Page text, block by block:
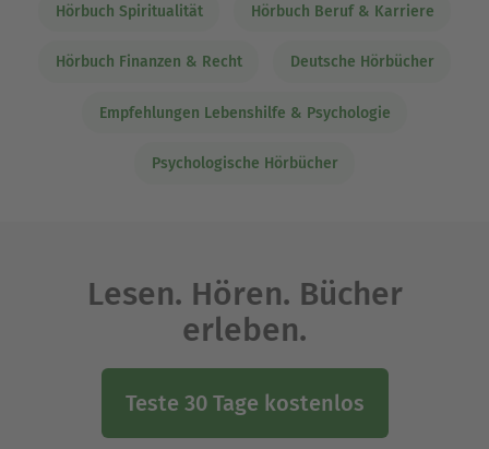
Hörbuch Spiritualität Hörbuch Beruf & Karriere
Hörbuch Finanzen & Recht Deutsche Hörbücher
Empfehlungen Lebenshilfe & Psychologie
Psychologische Hörbücher
Lesen. Hören. Bücher
erleben.
Teste 30 Tage kostenlos